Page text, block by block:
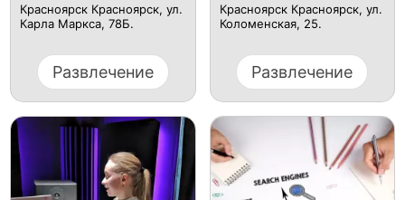
Красноярск Красноярск, ул.
Карла Маркса, 78Б.
Развлечение
Красноярск Красноярск, ул. ​
Коломенская, 25.
Развлечение